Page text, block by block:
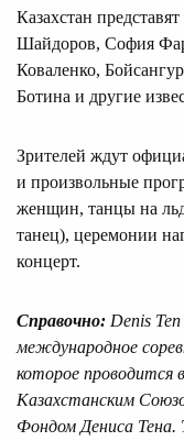
Казахстан
Шайдоров, София
Коваленко,
Ботина и другие
Зрителей ждут
и произвольные
женщин, танцы на
танец), церемонии
концерт.
Справочно: Denis
международное
которое проводится
Казахстанским
Фондом Дениса Тена.